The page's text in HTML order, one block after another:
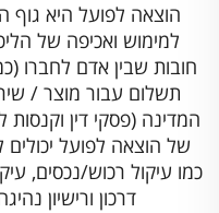
הוצאה לפועל היא גוף
למימוש ואכיפה של
חובות שבין אדם לחברו
תשלום עבור מוצר /
המדינה (פסקי דין
של הוצאה לפועל
כמו עיקול רכוש/נכסים,
דרכון ורישיון